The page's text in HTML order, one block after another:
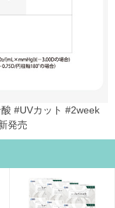
#UVカット #2week
発売